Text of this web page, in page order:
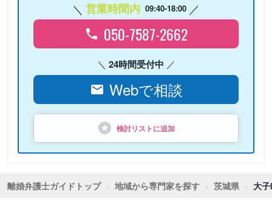
営業時間内 09:40-18:00
050-7587-2662
24時間受付中
Webで相談
検討リストに追加
離婚弁護士ガイドトップ 地域から専門家を探す 茨城県 大